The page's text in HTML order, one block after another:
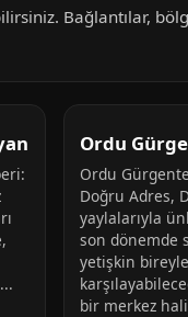
Bağlantılar,
Ordu
Ordu
Doğru Adres,
yaylalarıyla
son dönemde
yetişkin
bir merkez